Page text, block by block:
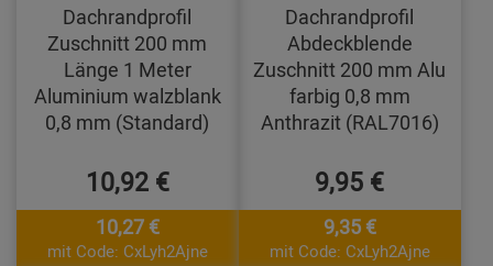
Dachrandprofil
Zuschnitt 200 mm
Länge 1 Meter
Aluminium walzblank
0,8 mm (Standard)
10,92 €
10,27 €
mit Code: CxLyh2Ajne
Dachrandprofil
Abdeckblende
Zuschnitt 200 mm Alu
farbig 0,8 mm
Anthrazit (RAL7016)
9,95 €
9,35 €
mit Code: CxLyh2Ajne